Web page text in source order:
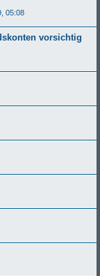
05:08
vorsichtig